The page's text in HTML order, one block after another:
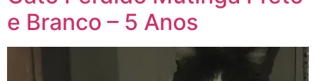
e Branco – 5 Anos